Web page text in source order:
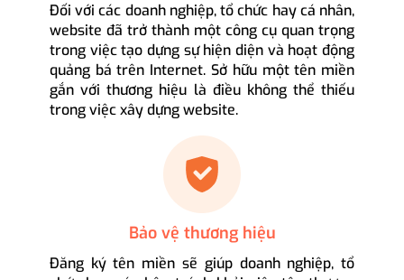
Đối với các doanh nghiệp, tổ chức hay cá nhân,
website đã trở thành một công cụ quan trọng
trong việc tạo dựng sự hiện diện và hoạt động
quảng bá trên Internet. Sở hữu một tên miền
gắn với thương hiệu là điều không thể thiếu
trong việc xây dựng website.
Bảo vệ thương hiệu
Đăng ký tên miền sẽ giúp doanh nghiệp, tổ